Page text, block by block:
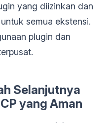
yang diizinkan dan
semua ekstensi.
plugin dan
Selanjutnya
yang Aman